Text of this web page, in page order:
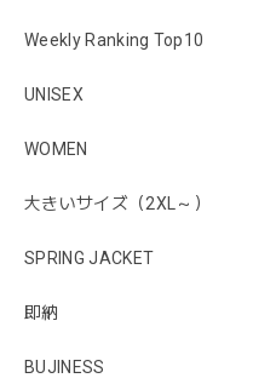
Weekly Ranking Top10
UNISEX
WOMEN
大きいサイズ（2XL～）
SPRING JACKET
即納
BUJINESS